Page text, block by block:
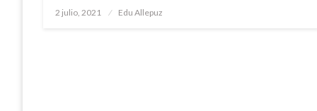
Publicado
2 julio, 2021 Edu Allepuz